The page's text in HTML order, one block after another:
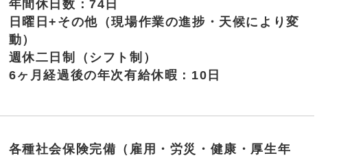
年間休日数：74日
日曜日+その他（現場作業の進捗・天候により変
動）
週休二日制（シフト制）
6ヶ月経過後の年次有給休暇：10日
各種社会保険完備（雇用・労災・健康・厚生年